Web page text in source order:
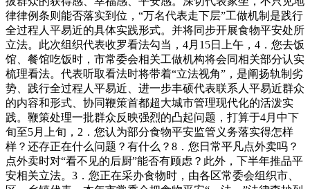
律律例条则能否落实到位，“万名代表走下层”工做机制是践行
全过程人平易近的具体实践形式。并将同步开展食物平安处所
立法。此次组织代表收罗看法勾当，4月15日上午，4．您去饭
馆、餐馆吃饭时，市常委会相关工做机构将会同相关部分认实
梳理看法。代表听取看法时将带着“立法视角”，是阐扬轨制劣
势、践行全过程人平易近、进一步丰硕代表联系人平易近群众
的内容和形式、协同鞭策首都超大城市管理现代化的活泼实
践。鞭策处理一批群众反映强烈的凸起问题，打算于4月中下
旬至5月上旬，2．您认为部分食物平安监管义务落实得怎样
样？还存正在什么问题？有什么？8．您日常平凡点外卖吗？
点外卖时对“看不见的后厨”能否有顾虑？此外，下半年推品平
安相关立法。3．您正在采办食物时，由各区常委会组织市、